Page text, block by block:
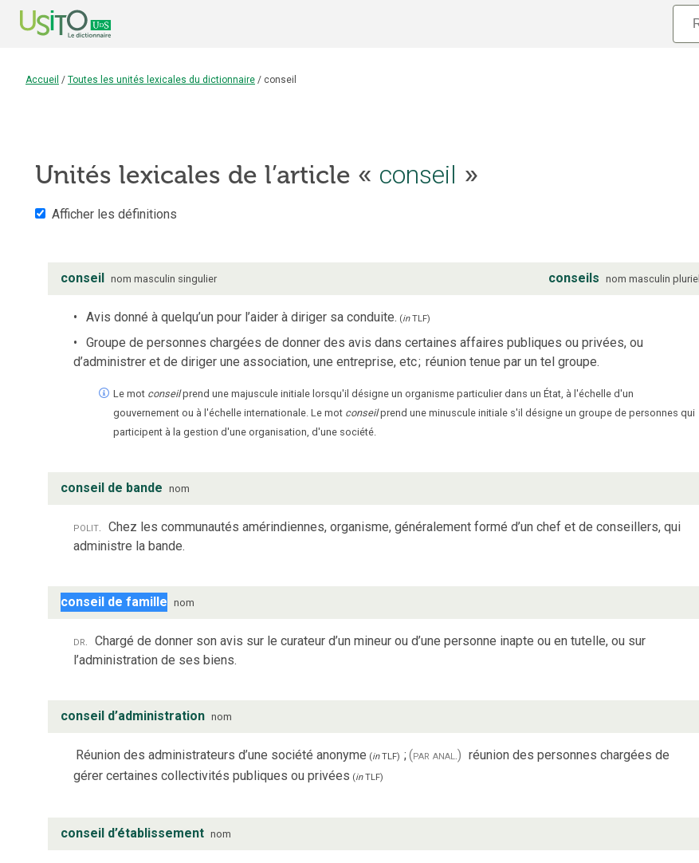
Accueil / Toutes les unités lexicales du dictionnaire / conseil
Unités lexicales de l’article « conseil »
Afficher les définitions
conseil nom masculin singulier conseils nom masculin pluriel
Avis donné à quelqu’un pour l’aider à diriger sa conduite. (inTLF)
Groupe de personnes chargées de donner des avis dans certaines affaires publiques ou privées, ou
d’administrer et de diriger une association, une entreprise, etc; réunion tenue par un tel groupe.
Le mot conseil prend une majuscule initiale lorsqu'il désigne un organisme particulier dans un État, à l'échelle d'un
gouvernement ou à l'échelle internationale. Le mot conseil prend une minuscule initiale s'il désigne un groupe de personnes qui
participent à la gestion d'une organisation, d'une société.
conseil de bande nom
polit. Chez les communautés amérindiennes, organisme, généralement formé d’un chef et de conseillers, qui
administre la bande.
conseil de famille nom
dr. Chargé de donner son avis sur le curateur d’un mineur ou d’une personne inapte ou en tutelle, ou sur
l’administration de ses biens.
conseil d’administration nom
Réunion des administrateurs d’une société anonyme (inTLF) ;(par anal.) réunion des personnes chargées de
gérer certaines collectivités publiques ou privées (inTLF)
conseil d’établissement nom